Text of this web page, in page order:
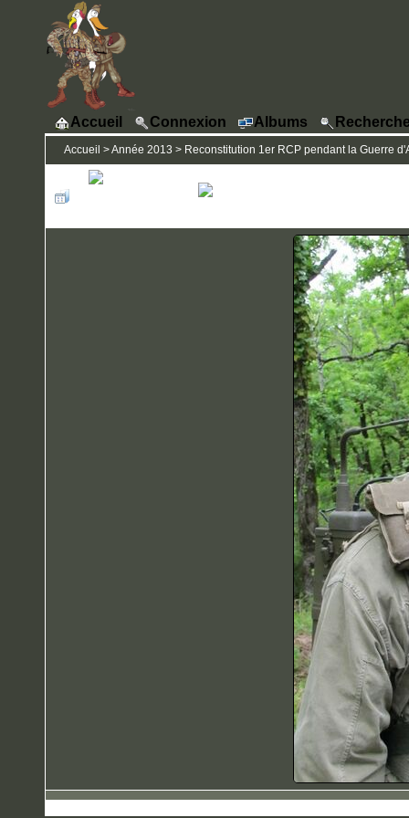
Accueil Connexion Albums
Accueil >Année 2013 > Reconstitution 1er RCP pendant la Guerre